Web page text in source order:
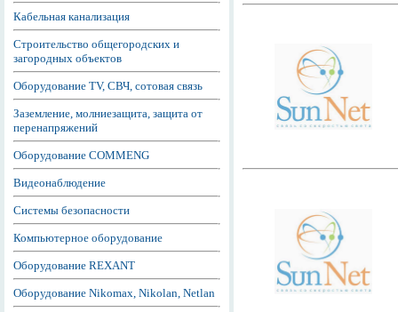
Кабельная канализация
Строительство общегородских и
загородных объектов
Оборудование TV, СВЧ, сотовая связь
Заземление, молниезащита, защита от
перенапряжений
Оборудование COMMENG
Видеонаблюдение
Системы безопасности
Компьютерное оборудование
Оборудование REXANT
Оборудование Nikomax, Nikolan, Netlan